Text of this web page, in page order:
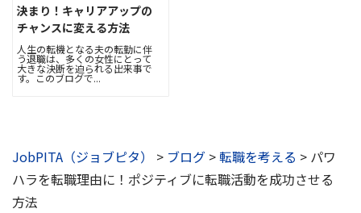
決まり！キャリアアップの
チャンスに変える方法
人生の転機となる夫の転勤に伴
う退職は、多くの女性にとって
大きな決断を迫られる出来事で
す。このブログで...
JobPITA（ジョブピタ） > ブログ >転職を考える > パワ
ハラを転職理由に！ポジティブに転職活動を成功させる
方法